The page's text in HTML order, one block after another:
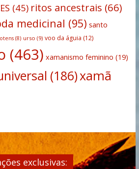
(45) ritos ancestrais (66)
medicinal (95) santo
(8) urso (9) voo da águia (12)
(463) xamanismo feminino (19)
(186)xamã
exclusivas: